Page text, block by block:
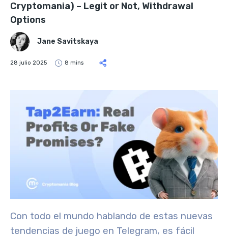
Cryptomania) – Legit or Not, Withdrawal
Options
Jane Savitskaya
28 julio 2025 8 mins
Con todo el mundo hablando de estas nuevas
tendencias de juego en Telegram, es fácil